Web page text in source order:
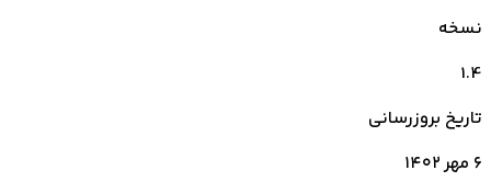
نسخه
1.4
تاریخ بروزرسانی
۶ مهر ۱۴۰۲